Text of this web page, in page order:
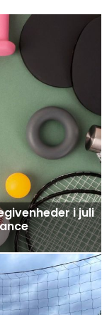
i juli